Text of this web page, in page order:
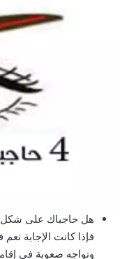
هل حاجباك على شكل
فإذا كانت الإجابة
وتواجه صعوبة في